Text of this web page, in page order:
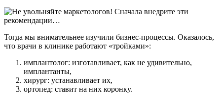
Тогда мы внимательнее изучили бизнес-процессы. Оказалось,
что врачи в клинике работают «тройками»:
имплантолог: изготавливает, как не удивительно,
имплантанты,
хирург: устанавливает их,
ортопед: ставит на них коронку.